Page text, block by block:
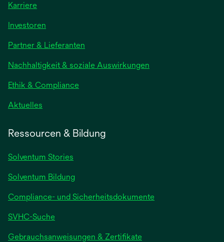
Karriere
Investoren
Partner & Lieferanten
Nachhaltigkeit & soziale Auswirkungen
Ethik & Compliance
Aktuelles
Ressourcen & Bildung
Solventum Stories
Solventum Bildung
Compliance- und Sicherheitsdokumente
SVHC-Suche
Gebrauchsanweisungen & Zertifikatewird